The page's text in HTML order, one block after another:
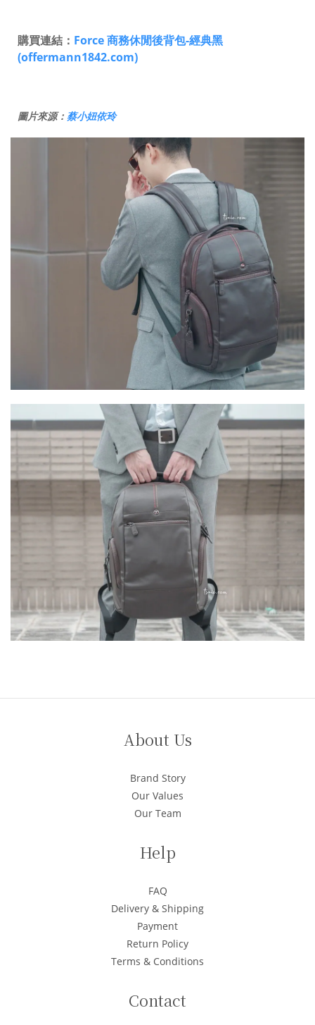
購買連結： Force 商務休閒後背包-經典黑
(offermann1842.com)
圖片來源： 蔡小妞依玲
About Us
Brand Story
Our Values
Our Team
Help
FAQ
Delivery & Shipping
Payment
Return Policy
Terms & Conditions
Contact